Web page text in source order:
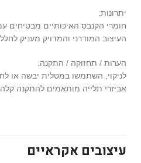
יתרונות:
חומרי הקנבס האיכותיים מבטיחים
העיצוב המודרני והמדויק מעניק
הערות / תחזוקה / התקנה:
לניקוי, השתמשו במטלית יבשה או
אביזרי תלייה מותאמים להתקנה
עיצובים אקראיים